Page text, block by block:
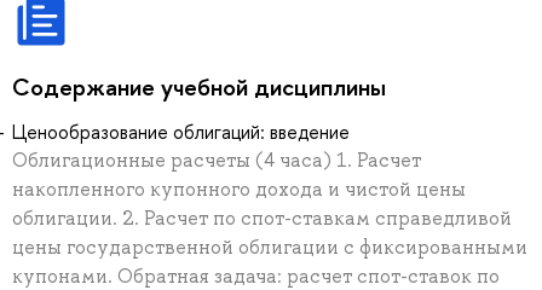
Содержание учебной дисциплины
Ценообразование облигаций: введение
Облигационные расчеты (4 часа) 1. Расчет
накопленного купонного дохода и чистой цены
облигации. 2. Расчет по спот-ставкам справедливой
цены государственной облигации с фиксированными
купонами. Обратная задача: расчет спот-ставок по